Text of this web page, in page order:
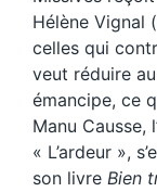
Hélène Vignal
celles qui
veut réduire
émancipe, ce
Manu Causse,
« L’ardeur »,
son livre Bien